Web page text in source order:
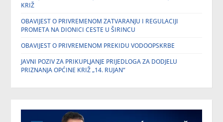
KRIŽ
OBAVIJEST O PRIVREMENOM ZATVARANJU I REGULACIJI
PROMETA NA DIONICI CESTE U ŠIRINCU
OBAVIJEST O PRIVREMENOM PREKIDU VODOOPSKRBE
JAVNI POZIV ZA PRIKUPLJANJE PRIJEDLOGA ZA DODJELU
PRIZNANJA OPĆINE KRIŽ „14. RUJAN“